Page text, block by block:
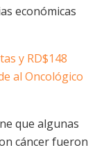
económicas
y RD$148
al Oncológico
que algunas
cáncer fueron